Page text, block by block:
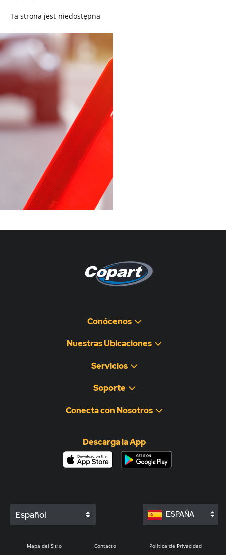
Ta strona jest niedostępna
Trang này không có
Esta página não está
disponível
このページは現在利用できま
せん
Pagina non disponibile
هذه الصفحة غير متوفرة
Conócenos
Nuestras Ubicaciones
Servicios
Soporte
Conecta con Nosotros
Descarga la App
Español ESPAÑA
Mapa del Sitio Contacto Política de Privacidad